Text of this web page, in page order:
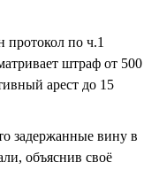
протокол по ч.1
штраф от 500
арест до 15
задержанные вину в
объяснив своё